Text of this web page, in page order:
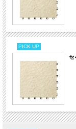
PICK UP
セ